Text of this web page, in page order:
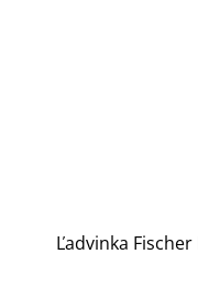
Ľadvinka Fischer